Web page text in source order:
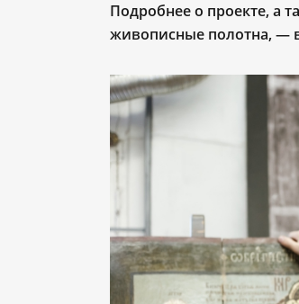
Подробнее о проекте, а
живописные полотна, —